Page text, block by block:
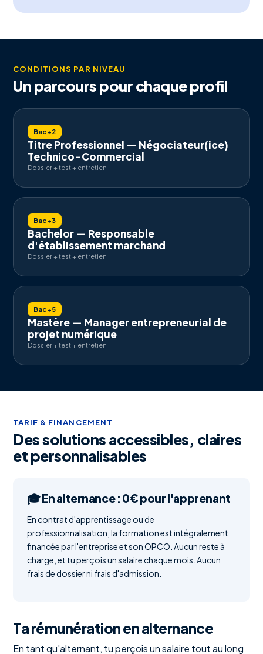
CONDITIONS PAR NIVEAU
Un parcours pour chaque profil
Bac+2
Titre Professionnel — Négociateur(ice)
Technico-Commercial
Dossier + test + entretien
Bac+3
Bachelor — Responsable
d'établissement marchand
Dossier + test + entretien
Bac+5
Mastère — Manager entrepreneurial de
projet numérique
Dossier + test + entretien
TARIF & FINANCEMENT
Des solutions accessibles, claires
et personnalisables
🎓 En alternance : 0€ pour l'apprenant
En contrat d'apprentissage ou de
professionnalisation, la formation est intégralement
financée par l'entreprise et son OPCO. Aucun reste à
charge, et tu perçois un salaire chaque mois. Aucun
frais de dossier ni frais d'admission.
Ta rémunération en alternance
En tant qu'alternant, tu perçois un salaire tout au long